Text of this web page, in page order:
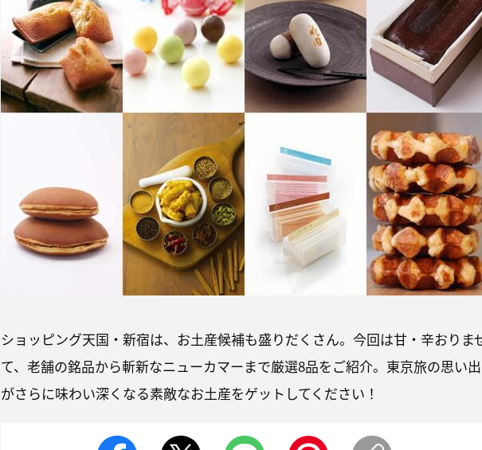
ショッピング天国・新宿は、お土産候補も盛りだくさん。今回は甘・辛おりま
て、老舗の銘品から斬新なニューカマーまで厳選8品をご紹介。東京旅の思い出
がさらに味わい深くなる素敵なお土産をゲットしてください！